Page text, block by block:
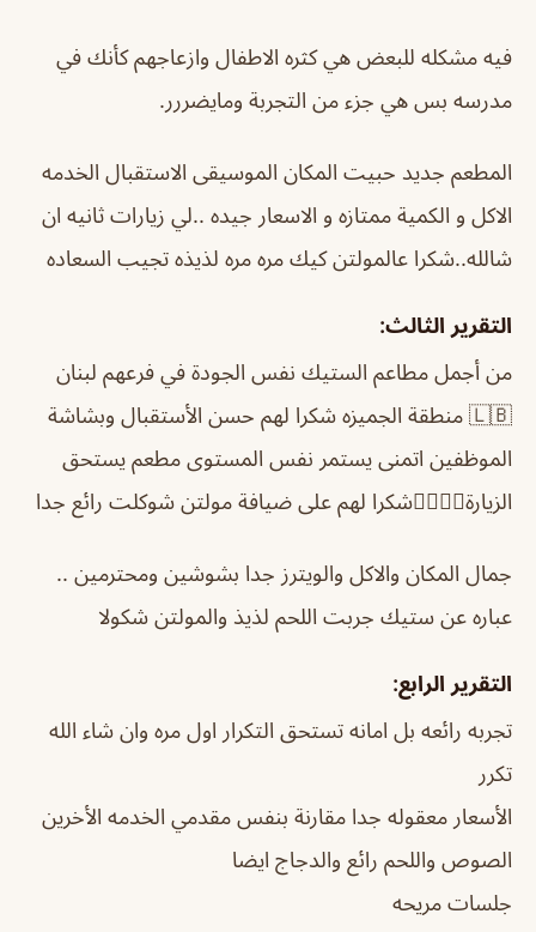
فيه مشكله للبعض هي كثره الاطفال وازعاجهم كأنك في
مدرسه بس هي جزء من التجربة ومايضررر.
المطعم جديد حبيت المكان الموسيقى الاستقبال الخدمه
الاكل و الكمية ممتازه و الاسعار جيده ..لي زيارات ثانيه ان
شالله..شكرا عالمولتن كيك مره مره لذيذه تجيب السعاده
التقرير الثالث:
من أجمل مطاعم الستيك نفس الجودة في فرعهم لبنان
🇱🇧 منطقة الجميزه شكرا لهم حسن الأستقبال وبشاشة
الموظفين اتمنى يستمر نفس المستوى مطعم يستحق
الزيارة👌🏻👌🏻شكرا لهم على ضيافة مولتن شوكلت رائع جدا
جمال المكان والاكل والويترز جدا بشوشين ومحترمين ..
عباره عن ستيك جربت اللحم لذيذ والمولتن شكولا
التقرير الرابع:
تجربه رائعه بل امانه تستحق التكرار اول مره وان شاء الله
تكرر
الأسعار معقوله جدا مقارنة بنفس مقدمي الخدمه الأخرين
الصوص واللحم رائع والدجاج ايضا
جلسات مريحه